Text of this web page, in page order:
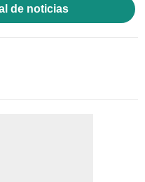
de noticias